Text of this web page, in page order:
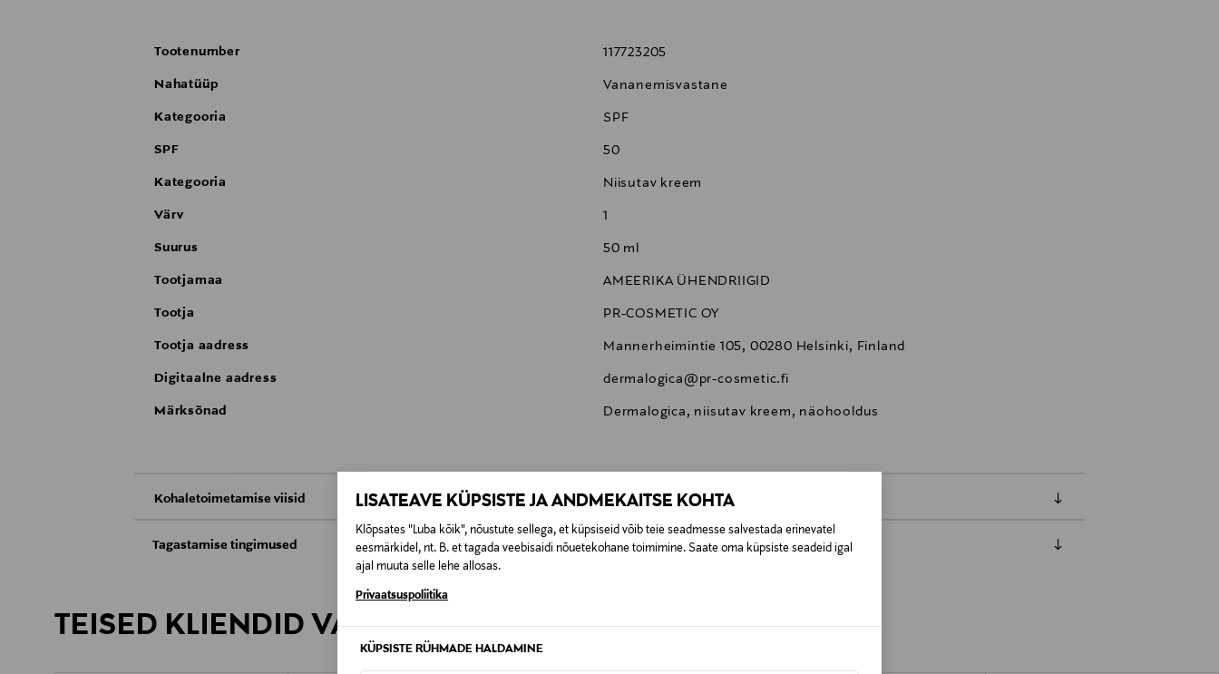
LISATEAVE KÜPSISTE JA ANDMEKAITSE KOHTA
Klõpsates "Luba kõik", nõustute sellega, et küpsiseid võib teie seadmesse salvestada erinevatel
eesmärkidel, nt. B. et tagada veebisaidi nõuetekohane toimimine. Saate oma küpsiste seadeid igal
ajal muuta selle lehe allosas.
Privaatsuspoliitika
KÜPSISTE RÜHMADE HALDAMINE
Tootenumber 117723205
Nahatüüp Vananemisvastane
Kategooria SPF
SPF 50
Kategooria Niisutav kreem
Värv 1
Suurus 50 ml
Tootjamaa AMEERIKA ÜHENDRIIGID
Tootja PR-COSMETIC OY
Tootja aadress Mannerheimintie 105, 00280 Helsinki, Finland
Digitaalne aadress dermalogica@pr-cosmetic.fi
Märksõnad Dermalogica, niisutav kreem, näohooldus
Kohaletoimetamise viisid
0,00 €
Tagastamise tingimused
Teil on õigus toodetega tutvuda ja põhjust esitamata lepingust taganeda 30 päeva jooksul alates kauba kättesaamisest. Suletud pakendis toodete puhul
saab neid tagastada ainult avamata pakendis. Tagastatavad suletud pakendis kosmeetika- ja loodustooted peavad olema avamata originaalpakendis.
E-POE TAGASTUSED
TEISED KLIENDID VAATASID KA